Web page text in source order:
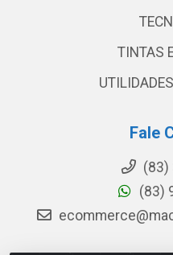
TINTAS
Fale
(83)
(83)